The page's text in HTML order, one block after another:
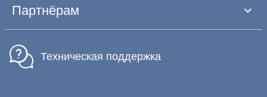
Партнёрам
Техническая поддержка